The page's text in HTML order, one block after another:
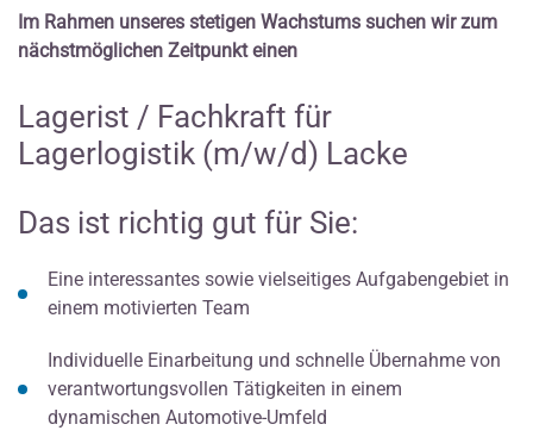
Im Rahmen unseres stetigen Wachstums suchen wir zum
nächstmöglichen Zeitpunkt einen
Lagerist / Fachkraft für
Lagerlogistik (m/w/d) Lacke
Das ist richtig gut für Sie:
Eine interessantes sowie vielseitiges Aufgabengebiet in
einem motivierten Team
Individuelle Einarbeitung und schnelle Übernahme von
verantwortungsvollen Tätigkeiten in einem
dynamischen Automotive-Umfeld